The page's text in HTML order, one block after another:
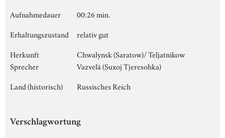
Aufnahmedauer
00:26 min.
Erhaltungszustand
relativ gut
Herkunft
Sprecher
Chwalynsk (Saratow)/ Teljatnikow
Vazvelä (Suxoj Tjeresohka)
Land (historisch)
Russisches Reich
Verschlagwortung